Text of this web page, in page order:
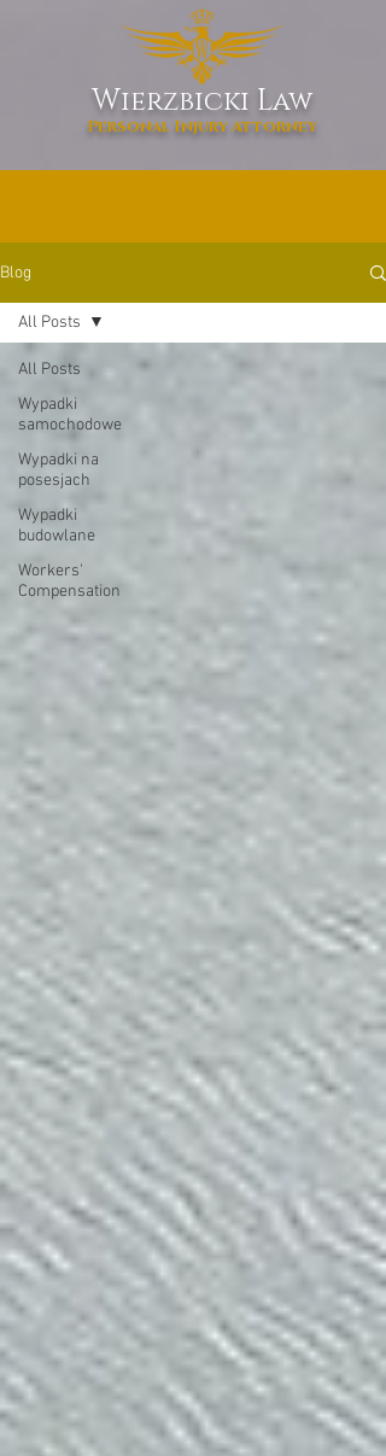
Wierzbicki Law
Personal Injury Attorney
Blog
All Posts
Wypadki
samochodowe
Wypadki na
posesjach
Wypadki
budowlane
Workers'
Compensation
All Posts